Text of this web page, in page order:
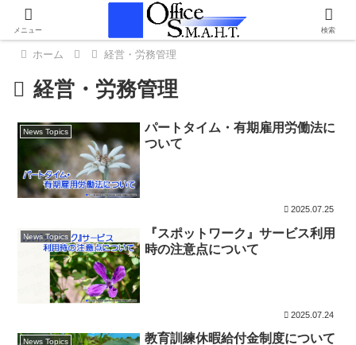
ホーム 経営・労務管理
経営・労務管理
News Topics
パートタイム・有期雇用労働法に
ついて
2025.07.25
News Topics
『スポットワーク』サービス利用
時の注意点について
2025.07.24
News Topics 教育訓練休暇給付金制度について
メニュー 検索